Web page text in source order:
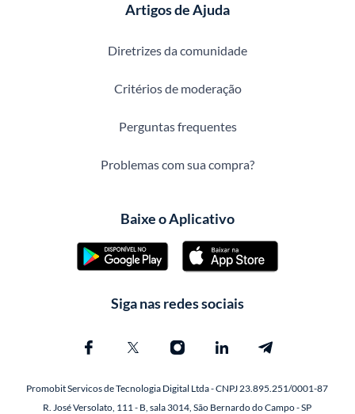
Artigos de Ajuda
Diretrizes da comunidade
Critérios de moderação
Perguntas frequentes
Problemas com sua compra?
Baixe o Aplicativo
Siga nas redes sociais
Promobit Servicos de Tecnologia Digital Ltda - CNPJ 23.895.251/0001-87
R. José Versolato, 111 - B, sala 3014, São Bernardo do Campo - SP